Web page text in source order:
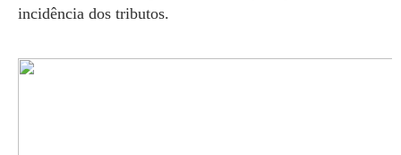
incidência dos tributos.